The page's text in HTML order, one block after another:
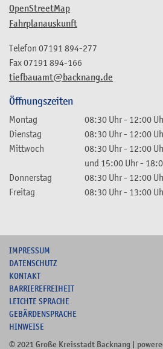
OpenStreetMap
Fahrplanauskunft
tiefbauamt@backnang.de
Telefon 07191 894-277
Fax07191 894-166
Öffnungszeiten
Montag 08:30 Uhr- 12:00
Dienstag
08:30 Uhr- 12:00
Mittwoch
08:30 Uhr- 12:00
und 15:00 Uhr-
Donnerstag
08:30 Uhr- 12:00
Freitag
08:30 Uhr- 13:00
IMPRESSUM
DATENSCHUTZ
KONTAKT
BARRIEREFREIHEIT
L EICHTE SPRACHE
GEBÄRDENSPRACHE
HINWEISE
© 2021 Große Kreisstadt Backnang |